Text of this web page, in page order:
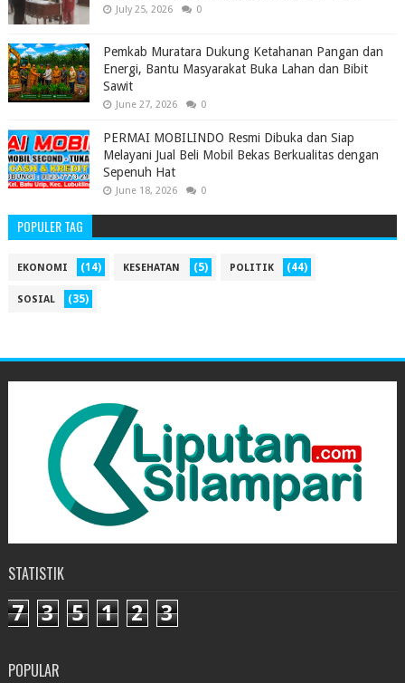
July 25, 2026 0
Pemkab Muratara Dukung Ketahanan Pangan dan
Energi, Bantu Masyarakat Buka Lahan dan Bibit
Sawit
June 27, 2026 0
PERMAI MOBILINDO Resmi Dibuka dan Siap
Melayani Jual Beli Mobil Bekas Berkualitas dengan
Sepenuh Hat
June 18, 2026 0
POPULER TAG
EKONOMI (14) KESEHATAN (5) POLITIK (44)
SOSIAL (35)
STATISTIK
7 3 5 1 2 3
POPULAR